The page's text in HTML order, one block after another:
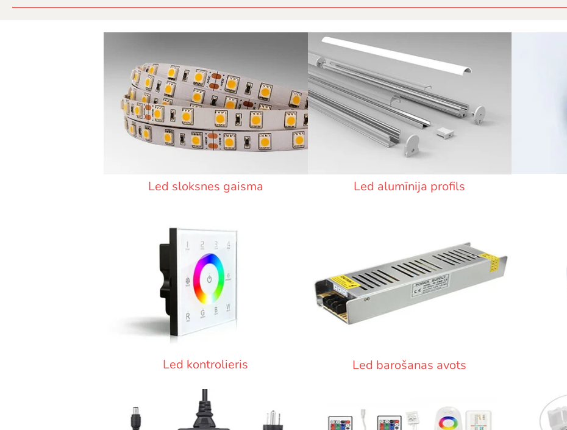
Led sloksnes gaisma Led alumīnija profils
Led kontrolieris Led barošanas avots